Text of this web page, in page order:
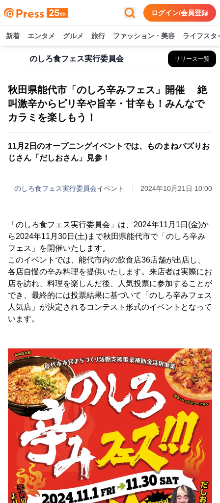
ログイン/会員登録
新着 エンタメ グルメ 旅行 ファッション・美容 ライフスタ
のしろ食フェス実行委員会 リリース一覧
秋田県能代市「のしろ辛みフェス」開催 絶
叫激辛からピリ辛や旨辛・甘辛も！みんなで
カラミを楽しもう！
11月2日のオープニングイベントでは、ものまねバズりお
じさん「だしおさん」見参！
のしろ食フェス実行委員会イベント 2024年10月21日 10:00
「のしろ食フェス実行委員会」は、2024年11月1日(金)か
ら2024年11月30日(土)まで秋田県能代市で「のしろ辛み
フェス」を開催いたします。
このイベントでは、能代市内の飲食店36店舗が出店し、
各店自慢の辛み料理を提供いたします。来店者は実際にお
店を訪れ、料理を楽しんだ後、人気投票に参加することが
でき、最終的には投票結果に基づいて「のしろ辛みフェス
人気店」が決定されるコンテスト形式のイベントとなって
います。